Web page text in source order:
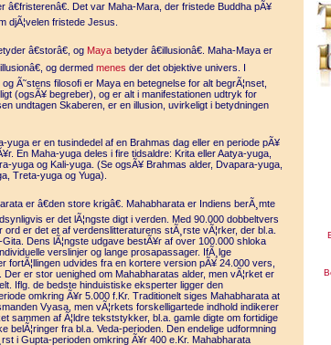
â€fristerenâ€. Det var Maha-Mara, der fristede Buddha pÃ¥
djÃ¦velen fristede Jesus.
â€storâ€, og Maya betyder â€illusionâ€. Maha-Maya er
og dermed menes der det objektive univers. I
Ã˜stens filosofi er Maya en betegnelse for alt begrÃ¦nset,
(ogsÃ¥ begreber), og er alt i manifestationen udtryk for
undtagen Skaberen, er en illusion, uvirkeligt i betydningen
yuga er en tusindedel af en Brahmas dag eller en periode pÃ¥
En Maha-yuga deles i fire tidsaldre: Krita eller Aatya-yuga,
yuga og Kali-yuga. (Se ogsÃ¥ Brahmas alder, Dvapara-yuga,
Treta-yuga og Yuga).
er â€den store krigâ€. Mahabharata er Indiens berÃ¸mte
er det lÃ¦ngste digt i verden. Med 90.000 dobbeltvers
ord er det et af verdenslitteraturens stÃ¸rste vÃ¦rker, der bl.a.
Dens lÃ¦ngste udgave bestÃ¥r af over 100.000 shloka
verslinjer og lange prosapassager. IfÃ¸lge
fortÃ¦llingen udvides fra en kortere version pÃ¥ 24.000 vers,
Der er stor uenighed om Mahabharatas alder, men vÃ¦rket er
Iflg. de bedste hinduistiske eksperter ligger den
omkring Ã¥r 5.000 f.Kr. Traditionelt siges Mahabharata at
Vyasa, men vÃ¦rkets forskelligartede indhold indikerer
sammen af Ã¦ldre tekststykker, bl.a. gamle digte om fortidige
belÃ¦ringer fra bl.a. Veda-perioden. Den endelige udformning
i Gupta-perioden omkring Ã¥r 400 e.Kr. Mahabharata